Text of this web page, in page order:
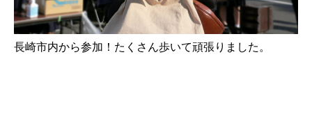
長崎市内から参加！たくさん歩いて頑張りました。